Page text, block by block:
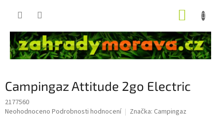
Campingaz Attitude 2go Electric
2177560
Průměrné
Neohodnoceno Podrobnosti hodnocení Značka: Campingaz